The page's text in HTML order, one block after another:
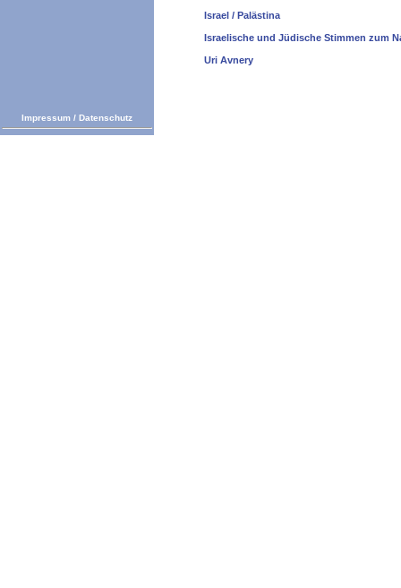
Israel / Palästina
Israelische und Jüdische Stimmen zum
Uri Avnery
Impressum / Datenschutz